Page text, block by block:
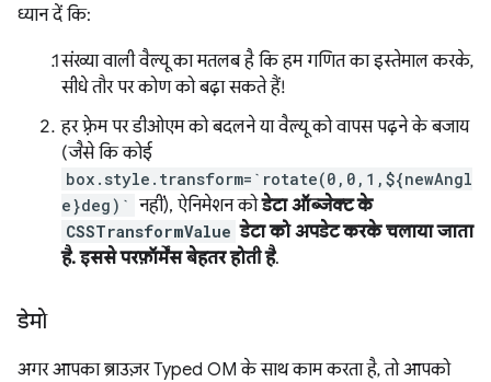
ध्यान दें कि:
संख्या वाली वैल्यू का मतलब है कि हम गणित का इस्तेमाल करके,
सीधे तौर पर कोण को बढ़ा सकते हैं!
हर फ़्रेम पर डीओएम को बदलने या वैल्यू को वापस पढ़ने के बजाय
(जैसे कि कोई
box.style.transform=`rotate(0,0,1,${newAngl
e}deg)` नहीं), ऐनिमेशन कोडेटा ऑब्जेक्ट के
CSSTransformValue डेटा को अपडेट करके चलाया जाता
है. इससे परफ़ॉर्मेंस बेहतर होती है.
डेमो
अगर आपका ब्राउज़र Typed OM के साथ काम करता है, तो आपको